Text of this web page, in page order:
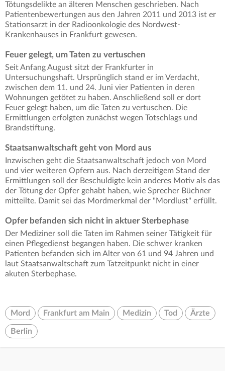
Tötungsdelikte an älteren Menschen geschrieben. Nach
Patientenbewertungen aus den Jahren 2011 und 2013 ist er
Stationsarzt in der Radioonkologie des Nordwest-
Krankenhauses in Frankfurt gewesen.
Feuer gelegt, um Taten zu vertuschen
Seit Anfang August sitzt der Frankfurter in
Untersuchungshaft. Ursprünglich stand er im Verdacht,
zwischen dem 11. und 24. Juni vier Patienten in deren
Wohnungen getötet zu haben. Anschließend soll er dort
Feuer gelegt haben, um die Taten zu vertuschen. Die
Ermittlungen erfolgten zunächst wegen Totschlags und
Brandstiftung.
Staatsanwaltschaft geht von Mord aus
Inzwischen geht die Staatsanwaltschaft jedoch von Mord
und vier weiteren Opfern aus. Nach derzeitigem Stand der
Ermittlungen soll der Beschuldigte kein anderes Motiv als das
der Tötung der Opfer gehabt haben, wie Sprecher Büchner
mitteilte. Damit sei das Mordmerkmal der "Mordlust" erfüllt.
Opfer befanden sich nicht in aktuer Sterbephase
Der Mediziner soll die Taten im Rahmen seiner Tätigkeit für
einen Pflegedienst begangen haben. Die schwer kranken
Patienten befanden sich im Alter von 61 und 94 Jahren und
laut Staatsanwaltschaft zum Tatzeitpunkt nicht in einer
akuten Sterbephase.
Mord Frankfurt am Main Medizin Tod Ärzte
Berlin